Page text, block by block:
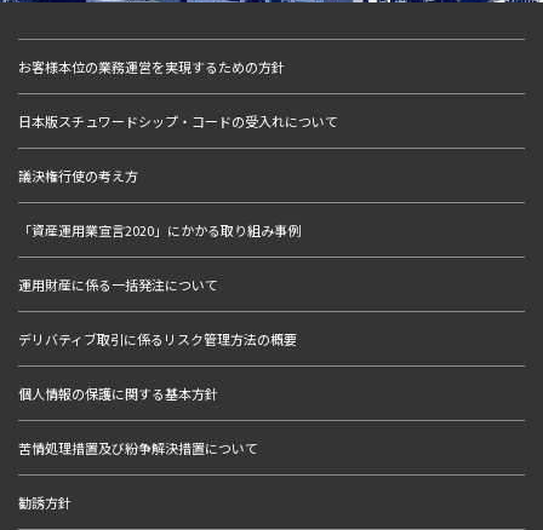
お客様本位の業務運営を実現するための方針
日本版スチュワードシップ・コードの受入れについて
議決権行使の考え方
「資産運用業宣言2020」にかかる取り組み事例
運用財産に係る一括発注について
デリバティブ取引に係るリスク管理方法の概要
個人情報の保護に関する基本方針
苦情処理措置及び紛争解決措置について
勧誘方針